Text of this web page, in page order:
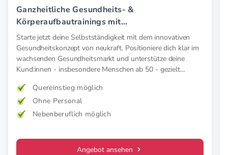
Ganzheitliche Gesundheits- &
Körperaufbautrainings mit
Elektromyostimulation (EMS).
Starte jetzt deine Selbstständigkeit mit dem innovativen
Gesundheitskonzept von neukraft. Positioniere dich klar im
wachsenden Gesundheitsmarkt und unterstütze deine
Kund:innen - insbesondere Menschen ab 50 - gezielt
mehr Kraft, weniger Schmerz und spürbar mehr
Lebensfreude. Mehr Wirkung. Klare Zielgruppe. Starkes
Konzept.
Quereinstieg möglich
Ohne Personal
Nebenberuflich möglich
Angebot ansehen